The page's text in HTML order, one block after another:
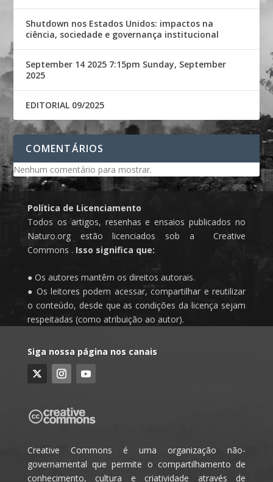
Shutdown nos Estados Unidos: impactos na
ciência, sociedade e governança institucional
September 14 2025 7:15pm Sunday, September
2025
EDITORIAL 09/2025
COMENTÁRIOS
Nenhum comentário para mostrar.
Política de Licenciamento
Todos os artigos, resenhas e ensaios publicados no
Naturo.org estão licenciados sob a Creative
Commons . Isso significa que:
● Os autores mantêm os direitos autorais.
● Os leitores podem acessar, compartilhar e reutilizar
o conteúdo, desde que as condições da licença sejam
respeitadas (como atribuição ao autor).
Siga nossa página nos canais
Creative Commons é uma organização não-
governamental que permite o compartilhamento de
conhecimento, cultura e criatividade através de